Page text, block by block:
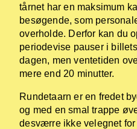
tårnet har en maksimum
besøgende, som
overholde. Derfor kan du
periodevise pauser i
dagen, men ventetiden
mere end 20 minutter.
Rundetaarn er en fredet
og med en smal trappe
desværre ikke velegnet